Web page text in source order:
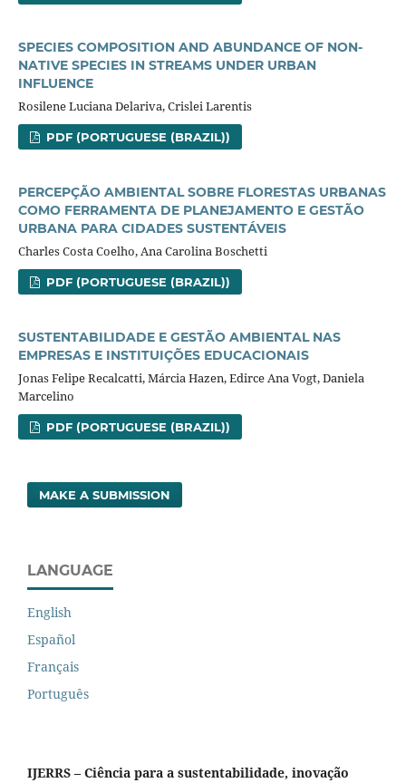
SPECIES COMPOSITION AND ABUNDANCE OF NON-
NATIVE SPECIES IN STREAMS UNDER URBAN
INFLUENCE
Rosilene Luciana Delariva, Crislei Larentis
PDF (PORTUGUESE (BRAZIL))
PERCEPÇÃO AMBIENTAL SOBRE FLORESTAS URBANAS
COMO FERRAMENTA DE PLANEJAMENTO E GESTÃO
URBANA PARA CIDADES SUSTENTÁVEIS
Charles Costa Coelho, Ana Carolina Boschetti
PDF (PORTUGUESE (BRAZIL))
SUSTENTABILIDADE E GESTÃO AMBIENTAL NAS
EMPRESAS E INSTITUIÇÕES EDUCACIONAIS
Jonas Felipe Recalcatti, Márcia Hazen, Edirce Ana Vogt, Daniela
Marcelino
PDF (PORTUGUESE (BRAZIL))
MAKE A SUBMISSION
LANGUAGE
English
Español
Français
Português
IJERRS – Ciência para a sustentabilidade, inovação